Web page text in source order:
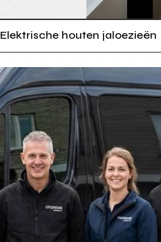
Elektrische houten jaloezieën